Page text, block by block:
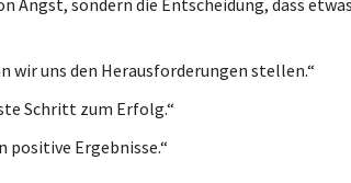
wir uns den Herausforderungen stellen.“
Schritt zum Erfolg.“
positive Ergebnisse.“